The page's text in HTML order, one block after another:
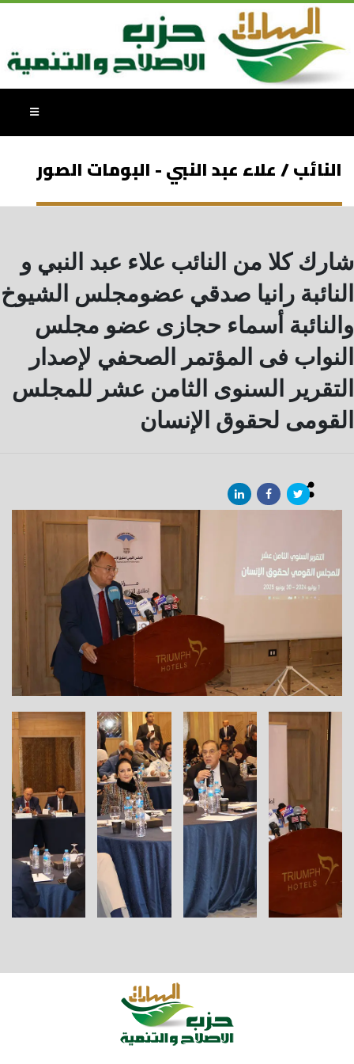
النائب / علاء عبد النبي - البومات الصور
شارك كلا من النائب علاء عبد النبي و
النائبة رانيا صدقي عضومجلس الشيوخ
والنائبة أسماء حجازى عضو مجلس
النواب فى المؤتمر الصحفي لإصدار
التقرير السنوى الثامن عشر للمجلس
القومى لحقوق الإنسان